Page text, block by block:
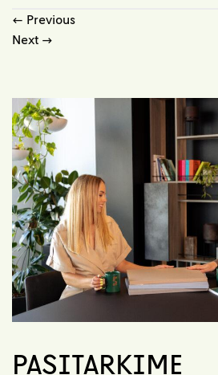
← Previous
Next →
PASITARKIME